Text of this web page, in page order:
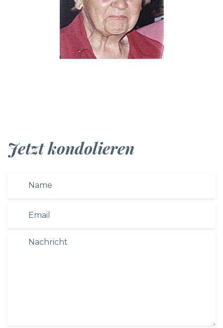
Jetzt kondolieren